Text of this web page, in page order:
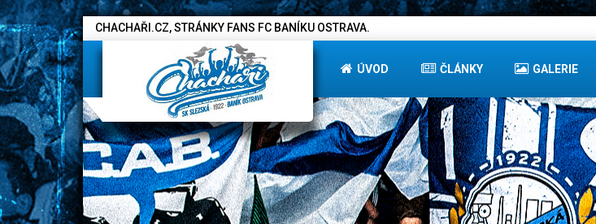
CHACHAŘI.CZ, STRÁNKY FANS FC BANÍKU OSTRAVA.
ÚVOD ČLÁNKY GALERIE